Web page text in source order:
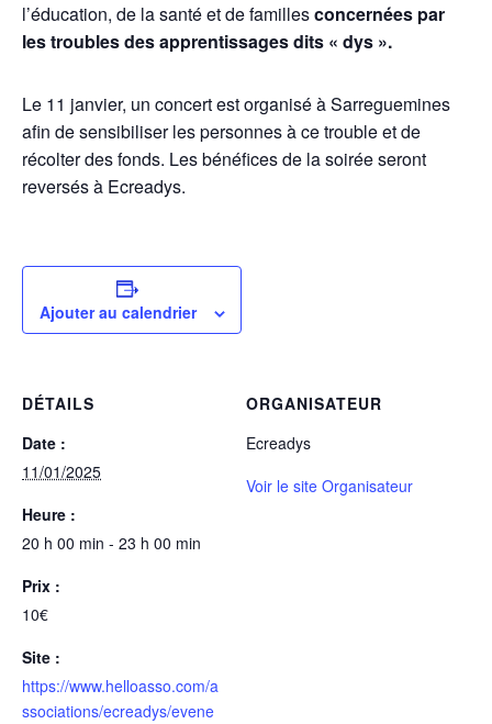
l’éducation, de la santé et de famillesconcernées par
les troubles des apprentissages dits « dys ».
Le 11 janvier, un concert est organisé à Sarreguemines
afin de sensibiliser les personnes à ce trouble et de
récolter des fonds. Les bénéfices de la soirée seront
reversés à Ecreadys.
Ajouter au calendrier
DÉTAILS
Date :
11/01/2025
Heure :
20 h 00 min - 23 h 00 min
Prix :
10€
Site :
https://www.helloasso.com/a
ssociations/ecreadys/evene
ORGANISATEUR
Ecreadys
Voir le site Organisateur